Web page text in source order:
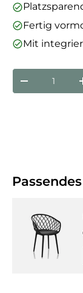
Fertig
Mit
Anzahl
Menge